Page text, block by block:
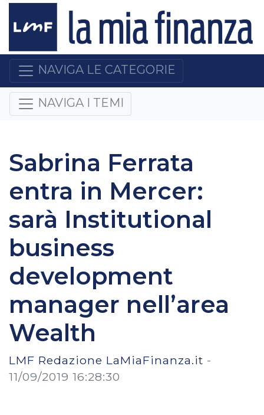
NAVIGA LE CATEGORIE
NAVIGA I TEMI
Sabrina Ferrata
entra in Mercer:
sarà Institutional
business
development
manager nell’area
Wealth
LMF Redazione LaMiaFinanza.it -
11/09/2019 16:28:30